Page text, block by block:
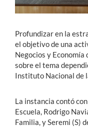
English
Profundizar en la
el objetivo de una
Negocios y Economía
sobre el tema
Instituto Nacional de
La instancia contó
Escuela, Rodrigo
Familia, y Seremi (S)